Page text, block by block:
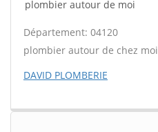
plombier autour de moi
Département: 04120
plombier autour de chez moi
DAVID PLOMBERIE